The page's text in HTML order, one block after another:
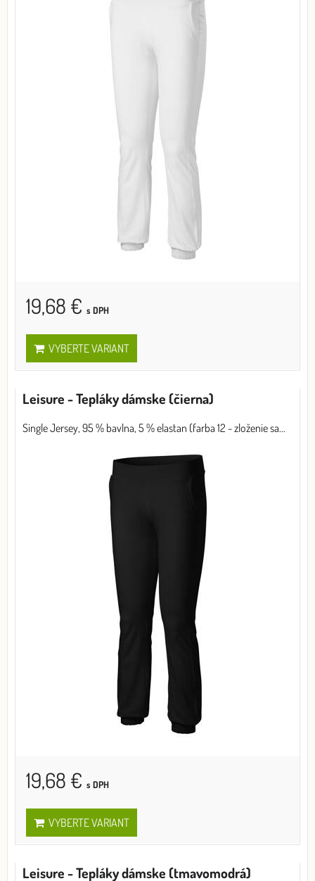
19,68 € s DPH
VYBERTE VARIANT
Leisure - Tepláky dámske (čierna)
Single Jersey, 95 % bavlna, 5 % elastan (farba 12 - zloženie sa...
19,68 € s DPH
VYBERTE VARIANT
Leisure - Tepláky dámske (tmavomodrá)